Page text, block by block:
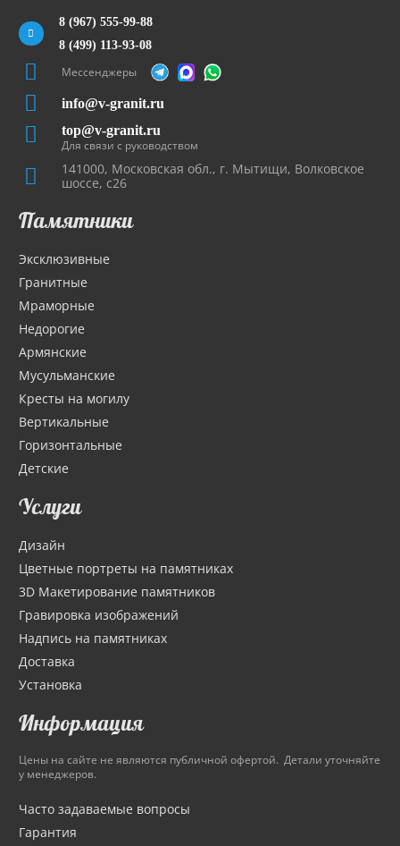
8 (967) 555-99-88
8 (499) 113-93-08
Мессенджеры
info@v-granit.ru
top@v-granit.ru
Для связи с руководством
141000, Московская обл., г. Мытищи, Волковское
шоссе, с26
Памятники
Эксклюзивные
Гранитные
Мраморные
Недорогие
Армянские
Мусульманские
Кресты на могилу
Вертикальные
Горизонтальные
Детские
Услуги
Дизайн
Цветные портреты на памятниках
3D Макетирование памятников
Гравировка изображений
Надпись на памятниках
Доставка
Установка
Информация
Цены на сайте не являются публичной офертой. Детали уточняйте
у менеджеров.
Часто задаваемые вопросы
Гарантия